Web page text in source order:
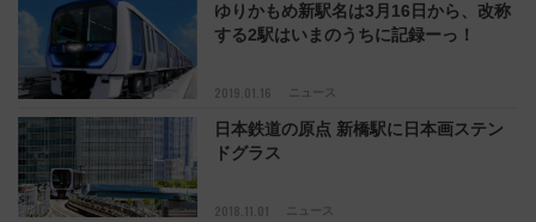
2019.01.16 ニュース
ゆりかもめ新駅名は3月16日から、改称
する2駅はいまのうちに記録ーっ！
2018.11.01 ニュース
日本鉄道の原点 新橋駅に日本画ステン
ドグラス